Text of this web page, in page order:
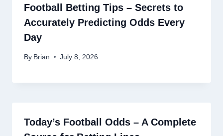
Football Betting Tips – Secrets to
Accurately Predicting Odds Every
Day
By Brian July 8, 2026
Today’s Football Odds – A Complete